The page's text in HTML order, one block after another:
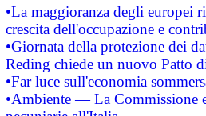
•La maggioranza degli europei
crescita dell'occupazione e
•Giornata della protezione dei
Reding chiede un nuovo Patto
•Far luce sull'economia
•Ambiente — La Commissione